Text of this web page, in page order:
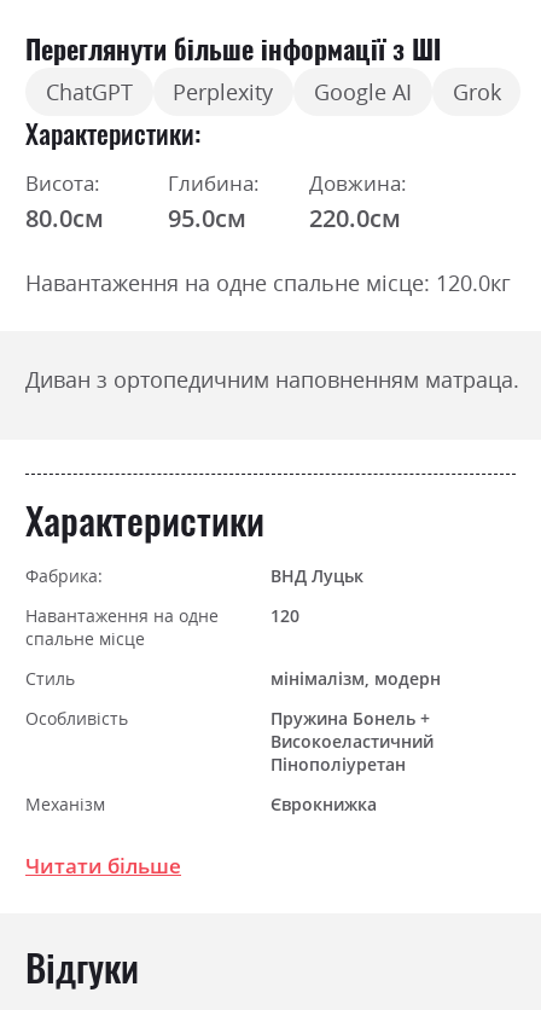
Переглянути більше інформації з ШІ
ChatGPT Perplexity Google AI Grok
Характеристики
Висота:
80.0см
Глибина:
95.0см
Довжина:
220.0см
Навантаження на одне спальне місце: 120.0кг
Диван з ортопедичним наповненням матраца.
Характеристики
Фабрика:
ВНД Луцьк
Навантаження на одне
спальне місце
120
Стиль
мінімалізм, модерн
Особливість
Пружина Бонель +
Високоеластичний
Пінополіуретан
Механізм
Єврокнижка
Ніша для білизни
Читати більше
Відгуки